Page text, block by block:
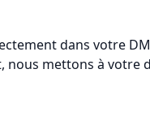
dans votre
nous mettons à votre